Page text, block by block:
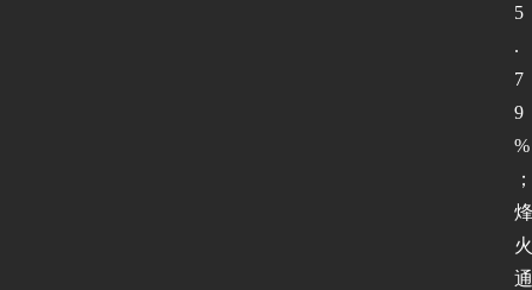
5
.
7
9
%
；
烽
火
通